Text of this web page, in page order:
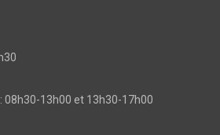
08h30-13h00 et 13h30-17h00